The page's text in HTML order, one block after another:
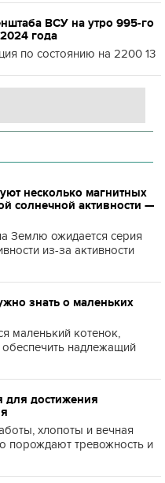
ВСУ на утро 995-го
года
по состоянию на 2200 13
несколько магнитных
солнечной активности —
Землю ожидается серия
из-за активности
знать о маленьких
маленький котенок,
надлежащий
для достижения
хлопоты и вечная
порождают тревожность и